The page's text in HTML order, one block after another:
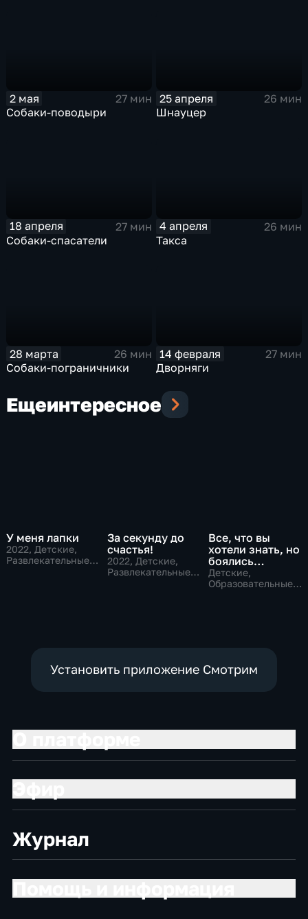
2 мая
27 мин
Собаки-поводыри
25 апреля
26 мин
Шнауцер
18 апреля
27 мин
Собаки-спасатели
4 апреля
26 мин
Такса
28 марта
26 мин
Собаки-пограничники
14 февраля
27 мин
Дворняги
Ещеинтересное
У меня лапки
2022, Детские,
Развлекательные,
За секунду до
счастья!
2022, Детские,
Развлекательные,
Все, что вы
хотели знать, но
боялись
спросить
Детские,
Образовательные,
Установить приложение Смотрим
Журнал